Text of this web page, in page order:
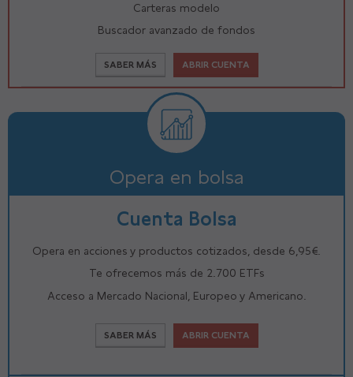
Carteras modelo
Buscador avanzado de fondos
SABER MÁS ABRIR CUENTA
Opera en bolsa
Cuenta Bolsa
Opera en acciones y productos cotizados, desde 6,95€.
Te ofrecemos más de 2.700 ETFs
Acceso a Mercado Nacional, Europeo y Americano.
SABER MÁS ABRIR CUENTA